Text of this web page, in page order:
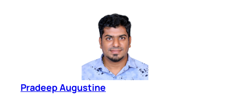
Pradeep Augustine